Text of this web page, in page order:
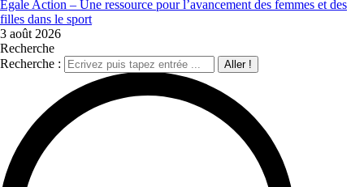
Égale Action – Une ressource pour l’avancement des femmes et des
filles dans le sport
3 août 2026
Recherche
Recherche :